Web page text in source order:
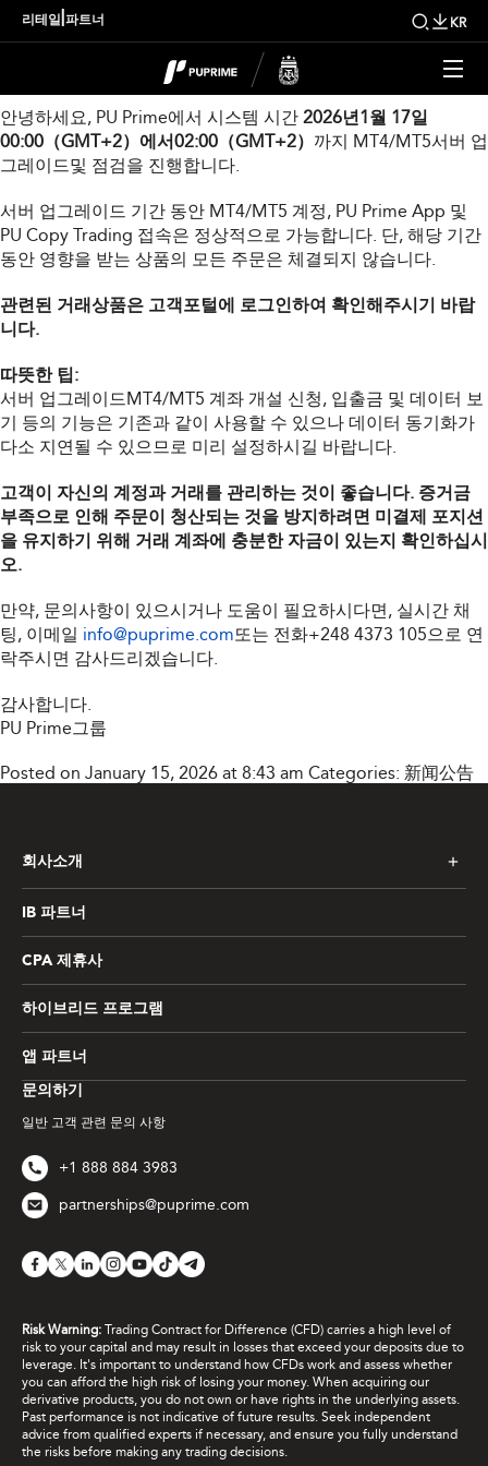
리테일 파트너 KR
서버 업그레이드안내
안녕하세요, PU Prime에서 시스템 시간 2026년1월 17일
00:00（GMT+2）에서02:00（GMT+2） 까지 MT4/MT5서버 업
그레이드및 점검을 진행합니다.
서버 업그레이드 기간 동안 MT4/MT5 계정, PU Prime App 및
PU Copy Trading 접속은 정상적으로 가능합니다. 단, 해당 기간
동안 영향을 받는 상품의 모든 주문은 체결되지 않습니다.
관련된 거래상품은 고객포털에 로그인하여 확인해주시기 바랍
니다.
따뜻한 팁:
서버 업그레이드MT4/MT5 계좌 개설 신청, 입출금 및 데이터 보
기 등의 기능은 기존과 같이 사용할 수 있으나 데이터 동기화가
다소 지연될 수 있으므로 미리 설정하시길 바랍니다.
고객이 자신의 계정과 거래를 관리하는 것이 좋습니다. 증거금
부족으로 인해 주문이 청산되는 것을 방지하려면 미결제 포지션
을 유지하기 위해 거래 계좌에 충분한 자금이 있는지 확인하십시
오.
만약, 문의사항이 있으시거나 도움이 필요하시다면, 실시간 채
팅, 이메일 info@puprime.com또는 전화+248 4373 105으로 연
락주시면 감사드리겠습니다.
감사합니다.
PU Prime그룹
Posted on January 15, 2026 at 8:43 am Categories: 新闻公告
문의하기
일반 고객 관련 문의 사항
+1 888 884 3983
partnerships@puprime.com
회사소개
IB 파트너
CPA 제휴사
하이브리드 프로그램
앱 파트너
Risk Warning: Trading Contract for Difference (CFD) carries a high level of
risk to your capital and may result in losses that exceed your deposits due to
leverage. It's important to understand how CFDs work and assess whether
you can afford the high risk of losing your money. When acquiring our
derivative products, you do not own or have rights in the underlying assets.
Past performance is not indicative of future results. Seek independent
advice from qualified experts if necessary, and ensure you fully understand
the risks before making any trading decisions.